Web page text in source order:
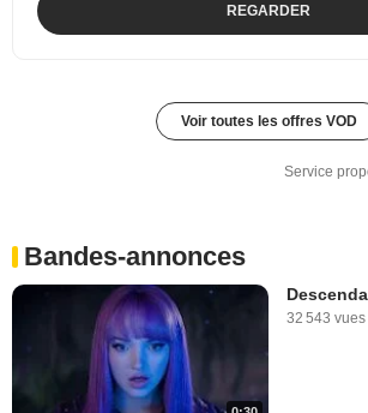
REGARDER
Voir toutes les offres VOD
Service
Bandes-annonces
32 543 vues